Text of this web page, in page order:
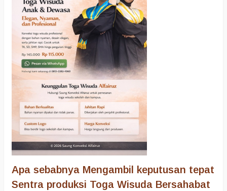
Apa sebabnya Mengambil keputusan tepat
Sentra produksi Toga Wisuda Bersahabat